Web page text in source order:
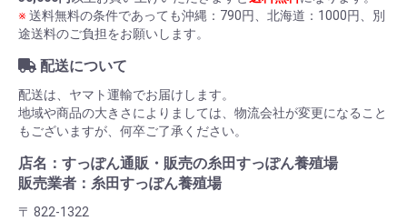
※ 送料無料の条件であっても沖縄：790円、北海道：1000円、別
途送料のご負担をお願いします。
配送について
配送は、ヤマト運輸でお届けします。
地域や商品の大きさによりましては、物流会社が変更になること
もございますが、何卒ご了承ください。
店名：すっぽん通販・販売の糸田すっぽん養殖場
販売業者：糸田すっぽん養殖場
〒 822-1322